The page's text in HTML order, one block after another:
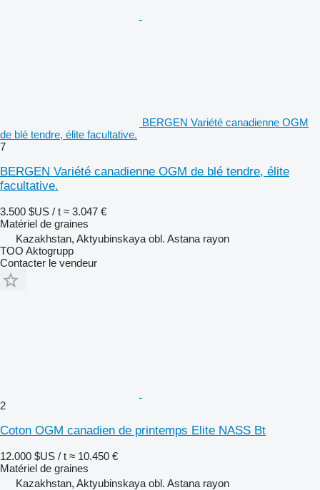
BERGEN Variété canadienne OGM
de blé tendre, élite facultative.
7
BERGEN Variété canadienne OGM de blé tendre, élite
facultative.
3.500 $US / t ≈ 3.047 €
Matériel de graines
Kazakhstan, Aktyubinskaya obl. Astana rayon
TOO Aktogrupp
Contacter le vendeur
2
Coton OGM canadien de printemps Elite NASS Bt
12.000 $US / t ≈ 10.450 €
Matériel de graines
Kazakhstan, Aktyubinskaya obl. Astana rayon